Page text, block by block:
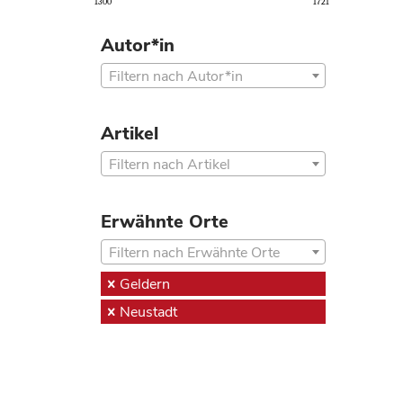
Autor*in
Filtern nach Autor*in
Artikel
Filtern nach Artikel
Erwähnte Orte
Filtern nach Erwähnte Orte
Geldern
Neustadt